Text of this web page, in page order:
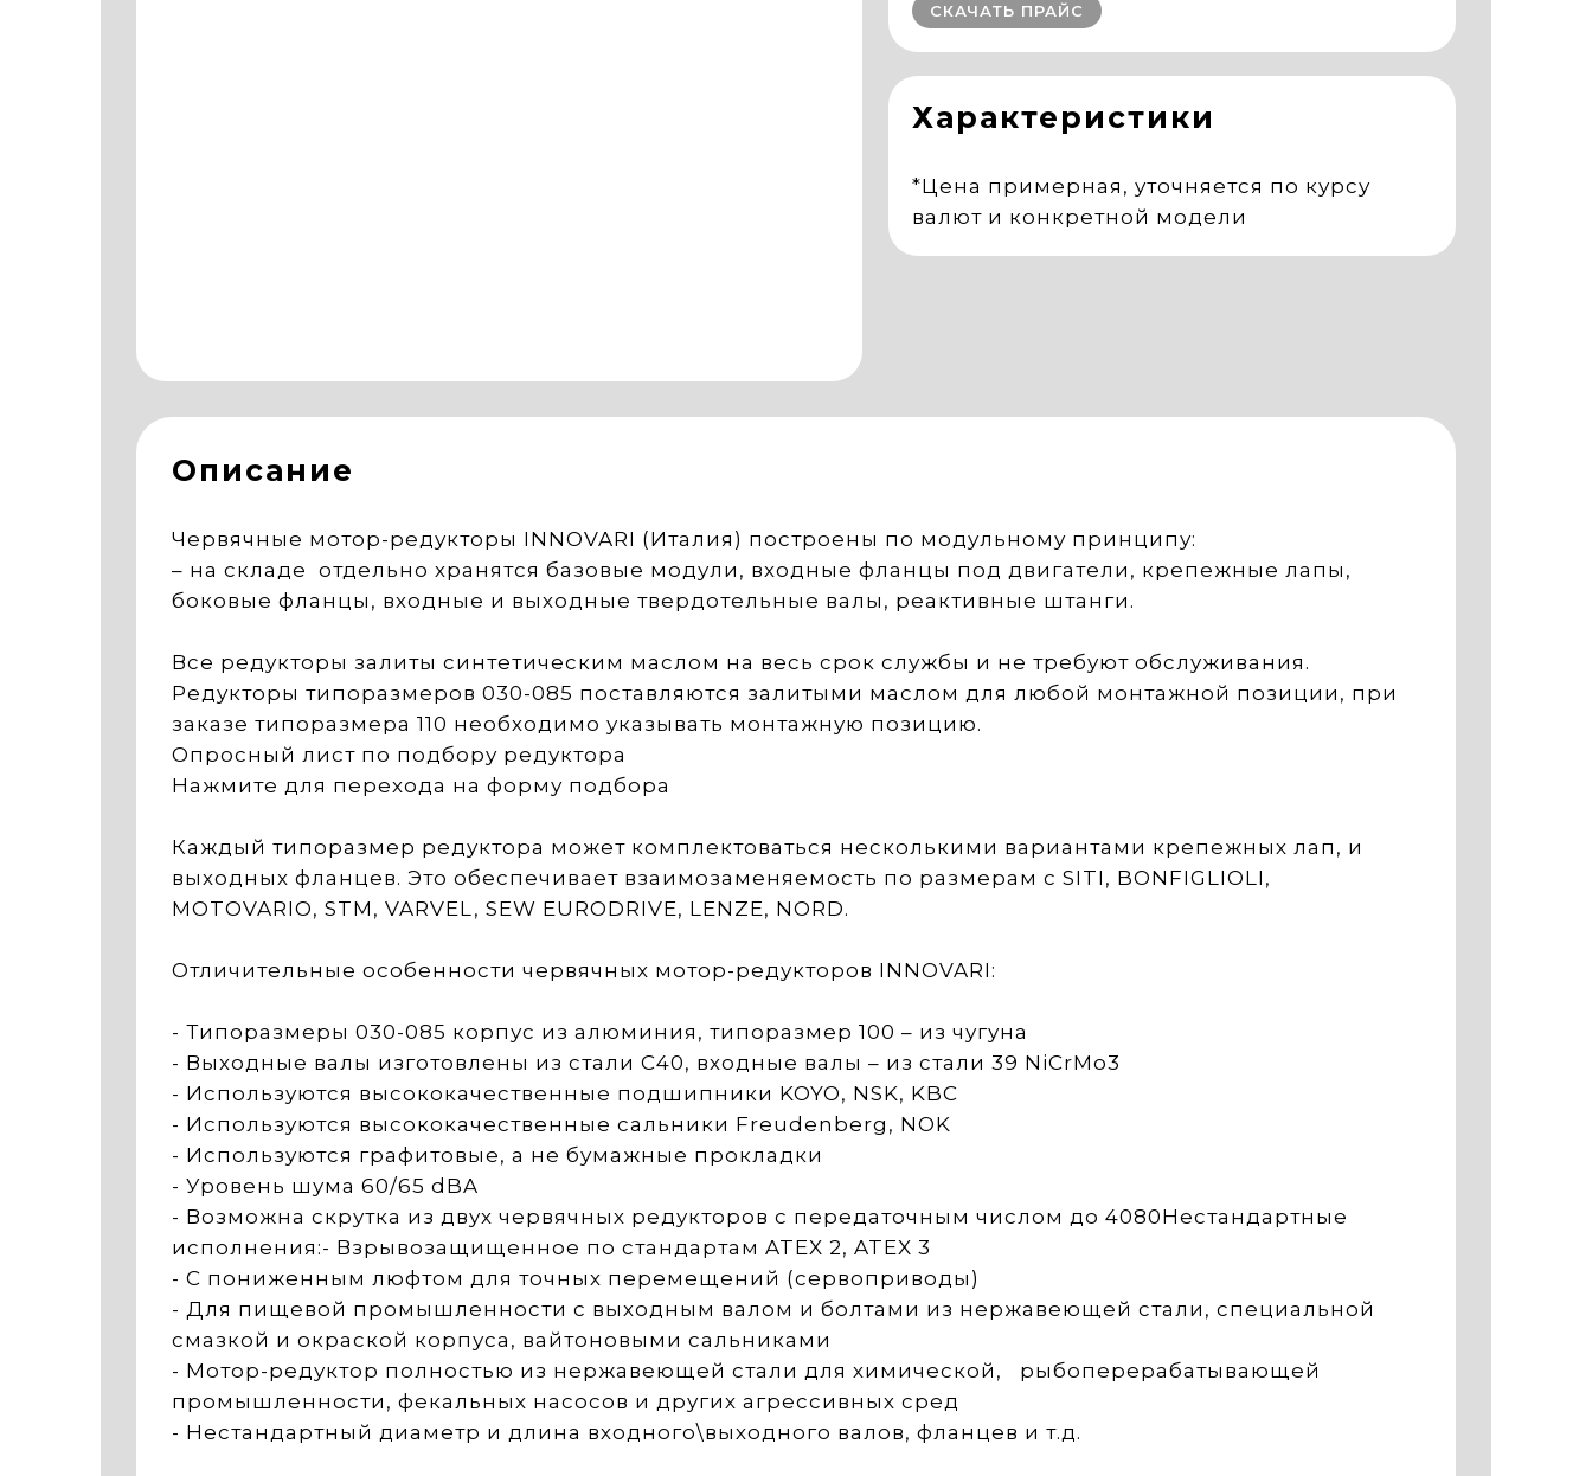
СКАЧАТЬ ПРАЙС
Характеристики
*Цена примерная, уточняется по курсу
валют и конкретной модели
Описание
Червячные мотор-редукторы INNOVARI (Италия) построены по модульному принципу:
– на складе отдельно хранятся базовые модули, входные фланцы под двигатели, крепежные лапы,
боковые фланцы, входные и выходные твердотельные валы, реактивные штанги.
Все редукторы залиты синтетическим маслом на весь срок службы и не требуют обслуживания.
Редукторы типоразмеров 030-085 поставляются залитыми маслом для любой монтажной позиции, при
заказе типоразмера 110 необходимо указывать монтажную позицию.
Опросный лист по подбору редуктора
Нажмите для перехода на форму подбора
Каждый типоразмер редуктора может комплектоваться несколькими вариантами крепежных лап, и
выходных фланцев. Это обеспечивает взаимозаменяемость по размерам с SITI, BONFIGLIOLI,
MOTOVARIO, STM, VARVEL, SEW EURODRIVE, LENZE, NORD.
Отличительные особенности червячных мотор-редукторов INNOVARI:
- Типоразмеры 030-085 корпус из алюминия, типоразмер 100 – из чугуна
- Выходные валы изготовлены из стали С40, входные валы – из стали 39 NiCrMo3
- Используются высококачественные подшипники KOYO, NSK, KBC
- Используются высококачественные сальники Freudenberg, NOK
- Используются графитовые, а не бумажные прокладки
- Уровень шума 60/65 dBA
- Возможна скрутка из двух червячных редукторов с передаточным числом до 4080Нестандартные
исполнения:- Взрывозащищенное по стандартам ATEX 2, ATEX 3
- С пониженным люфтом для точных перемещений (сервоприводы)
- Для пищевой промышленности с выходным валом и болтами из нержавеющей стали, специальной
смазкой и окраской корпуса, вайтоновыми сальниками
- Мотор-редуктор полностью из нержавеющей стали для химической, рыбоперерабатывающей
промышленности, фекальных насосов и других агрессивных сред
- Нестандартный диаметр и длина входного\выходного валов, фланцев и т.д.